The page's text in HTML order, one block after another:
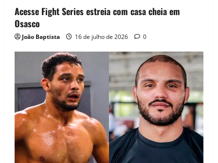
Acesse Fight Series estreia com casa cheia em
Osasco
João Baptista 16 de julho de 2026 0